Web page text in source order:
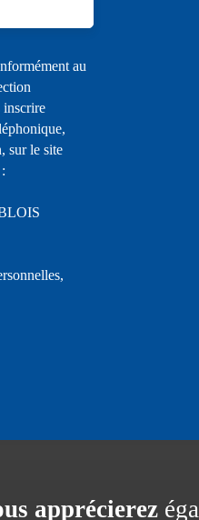
au
inscrire
sur le site
apprécierez